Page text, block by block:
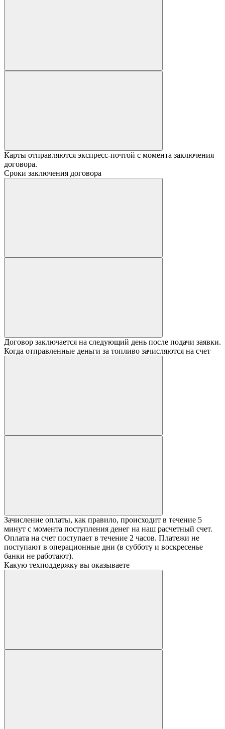
Карты отправляются экспресс-почтой с момента заключения
договора.
Сроки заключения договора
Договор заключается на следующий день после подачи заявки.
Когда отправленные деньги за топливо зачисляются на счет
Зачисление оплаты, как правило, происходит в течение 5
минут с момента поступления денег на наш расчетный счет.
Оплата на счет поступает в течение 2 часов. Платежи не
поступают в операционные дни (в субботу и воскресенье
банки не работают).
Какую техподдержку вы оказываете